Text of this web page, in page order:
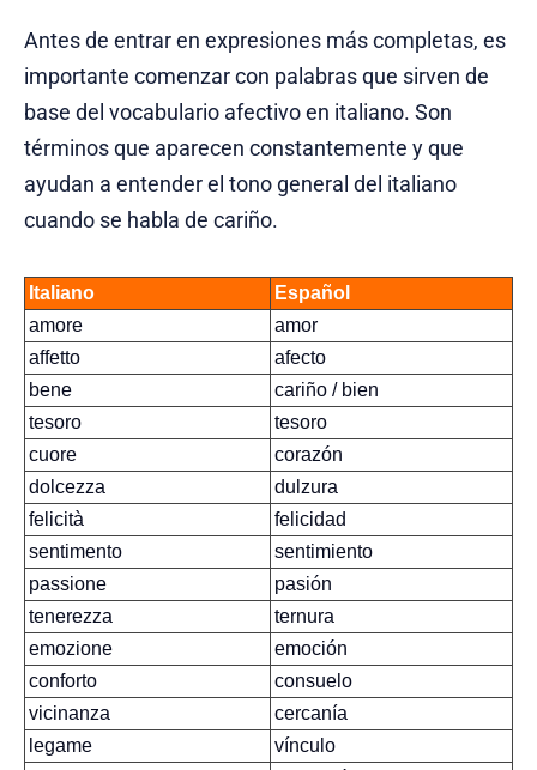
Antes de entrar en expresiones más completas, es
importante comenzar con palabras que sirven de
base del vocabulario afectivo en italiano. Son
términos que aparecen constantemente y que
ayudan a entender el tono general del italiano
cuando se habla de cariño.
Italiano
Español
amore
amor
affetto
afecto
bene
cariño / bien
tesoro
tesoro
cuore
corazón
dolcezza
dulzura
felicità
felicidad
sentimento
sentimiento
passione
pasión
tenerezza
ternura
emozione
emoción
conforto
consuelo
vicinanza
cercanía
legame
vínculo